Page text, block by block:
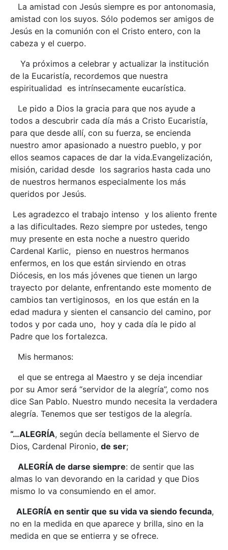
La amistad con Jesús siempre es por antonomasia,
amistad con los suyos. Sólo podemos ser amigos de
Jesús en la comunión con el Cristo entero, con la
cabeza y el cuerpo.
Ya próximos a celebrar y actualizar la institución
de la Eucaristía, recordemos que nuestra
espiritualidad es intrínsecamente eucarística.
Le pido a Dios la gracia para que nos ayude a
todos a descubrir cada día más a Cristo Eucaristía,
para que desde allí, con su fuerza, se encienda
nuestro amor apasionado a nuestro pueblo, y por
ellos seamos capaces de dar la vida.Evangelización,
misión, caridad desde los sagrarios hasta cada uno
de nuestros hermanos especialmente los más
queridos por Jesús.
Les agradezco el trabajo intenso y los aliento frente
a las dificultades. Rezo siempre por ustedes, tengo
muy presente en esta noche a nuestro querido
Cardenal Karlic, pienso en nuestros hermanos
enfermos, en los que están sirviendo en otras
Diócesis, en los más jóvenes que tienen un largo
trayecto por delante, enfrentando este momento de
cambios tan vertiginosos, en los que están en la
edad madura y sienten el cansancio del camino, por
todos y por cada uno, hoy y cada día le pido al
Padre que los fortalezca.
Mis hermanos:
el que se entrega al Maestro y se deja incendiar
por su Amor será “servidor de la alegría”, como nos
dice San Pablo. Nuestro mundo necesita la verdadera
alegría. Tenemos que ser testigos de la alegría.
“…ALEGRÍA, según decía bellamente el Siervo de
Dios, Cardenal Pironio, de ser;
ALEGRÍA de darse siempre: de sentir que las
almas lo van devorando en la caridad y que Dios
mismo lo va consumiendo en el amor.
ALEGRÍA en sentir que su vida va siendo fecunda,
no en la medida en que aparece y brilla, sino en la
medida en que se entierra y se ofrece.